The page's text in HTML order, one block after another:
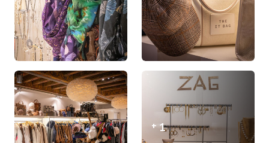
+ 1
site Web est
utilisé.
Experience
Afin que notre
site Web
fonctionne
aussi bien
que possible
lors de votre
visite. Si vous